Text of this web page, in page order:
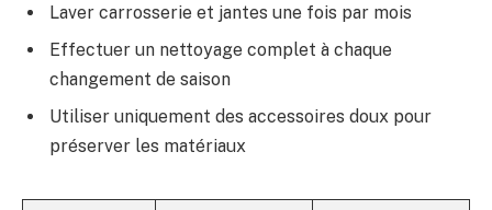
Laver carrosserie et jantes une fois par mois
Effectuer un nettoyage complet à chaque
changement de saison
Utiliser uniquement des accessoires doux pour
préserver les matériaux